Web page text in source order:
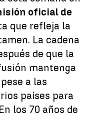
oficial de
que refleja la
La cadena
de que la
mantenga
pese a las
países para
los 70 años de